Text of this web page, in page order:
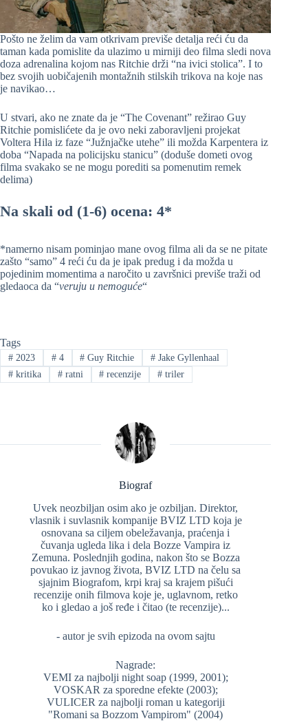
Pošto ne želim da vam otkrivam previše detalja reći ću da
taman kada pomislite da ulazimo u mirniji deo filma sledi nova
doza adrenalina kojom nas Ritchie drži “na ivici stolica”. I to
bez svojih uobičajenih montažnih stilskih trikova na koje nas
je navikao…
U stvari, ako ne znate da je “The Covenant” režirao Guy
Ritchie pomislićete da je ovo neki zaboravljeni projekat
Voltera Hila iz faze “Južnjačke utehe” ili možda Karpentera iz
doba “Napada na policijsku stanicu” (doduše dometi ovog
filma svakako se ne mogu porediti sa pomenutim remek
delima)
Na skali od (1-6) ocena: 4*
*namerno nisam pominjao mane ovog filma ali da se ne pitate
zašto “samo” 4 reći ću da je ipak predug i da možda u
pojedinim momentima a naročito u završnici previše traži od
gledaoca da “veruju u nemoguće“
Tags
#2023 #4 # Guy Ritchie # Jake Gyllenhaal
#kritika #ratni # recenzije # triler
Biograf
Uvek neozbiljan osim ako je ozbiljan. Direktor,
vlasnik i suvlasnik kompanije BVIZ LTD koja je
osnovana sa ciljem obeležavanja, praćenja i
čuvanja ugleda lika i dela Bozze Vampira iz
Zemuna. Poslednjih godina, nakon što se Bozza
povukao iz javnog života, BVIZ LTD na čelu sa
sjajnim Biografom, krpi kraj sa krajem pišući
recenzije onih filmova koje je, uglavnom, retko
ko i gledao a još ređe i čitao (te recenzije)...
- autor je svih epizoda na ovom sajtu
Nagrade:
VEMI za najbolji night soap (1999, 2001);
VOSKAR za sporedne efekte (2003);
VULICER za najbolji roman u kategoriji
"Romani sa Bozzom Vampirom" (2004)